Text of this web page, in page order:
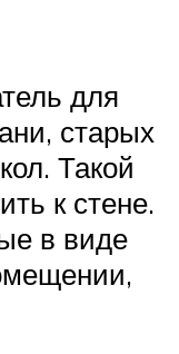
для
старых
Такой
к стене.
в виде